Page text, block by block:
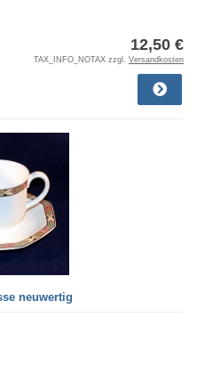
12,50 €
TAX_INFO_NOTAX zzgl. Versandkosten
neuwertig